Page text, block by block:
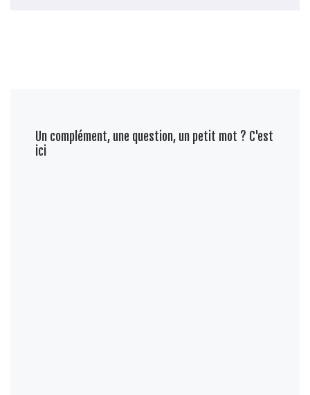
Un complément, une question, un petit mot ? C'est
ici